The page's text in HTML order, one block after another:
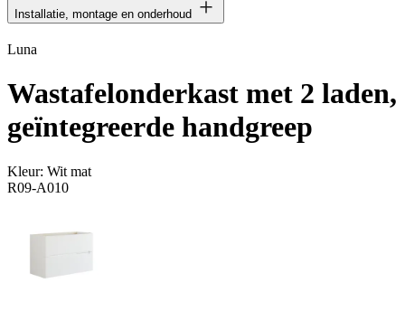
Installatie, montage en onderhoud
Luna
Wastafelonderkast met 2 laden,
geïntegreerde handgreep
Kleur: Wit mat
R09-A010